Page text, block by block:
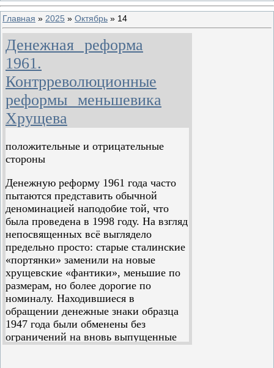
Главная » 2025 » Октябрь » 14
Денежная реформа
1961.
Контрреволюционные
реформы меньшевика
Хрущева
положительные и отрицательные
стороны
Денежную реформу 1961 года часто
пытаются представить обычной
деноминацией наподобие той, что
была проведена в 1998 году. На взгляд
непосвященных всё выглядело
предельно просто: старые сталинские
«портянки» заменили на новые
хрущевские «фантики», меньшие по
размерам, но более дорогие по
номиналу. Находившиеся в
обращении денежные знаки образца
1947 года были обменены без
ограничений на вновь выпущенные